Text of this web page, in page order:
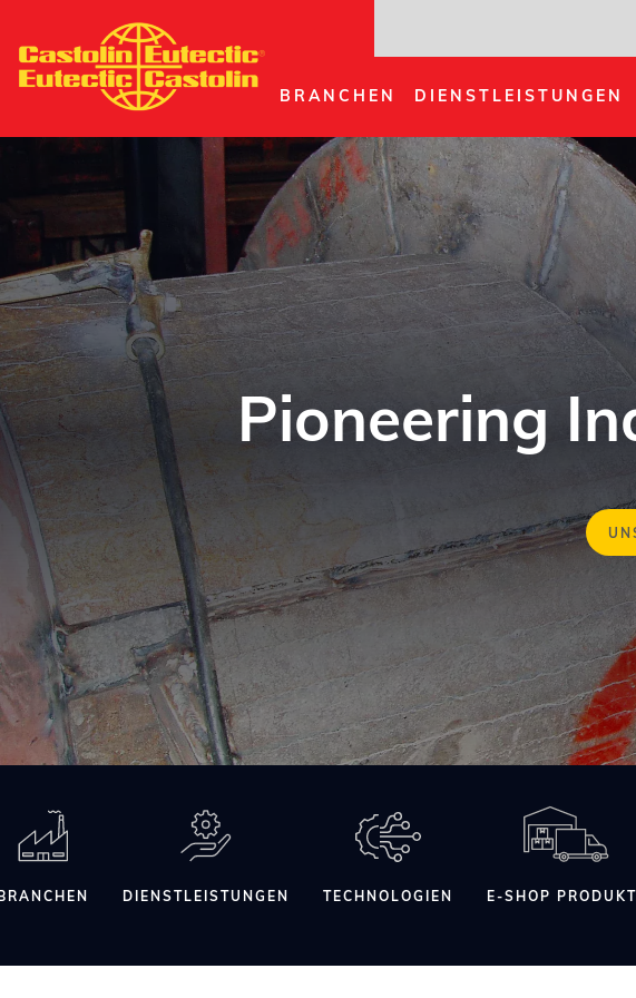
zum
Inhalt
BRANCHEN DIENSTLEISTUNGEN
Pioneering
DIENSTLEISTUNGEN TECHNOLOGIEN E-SHOP